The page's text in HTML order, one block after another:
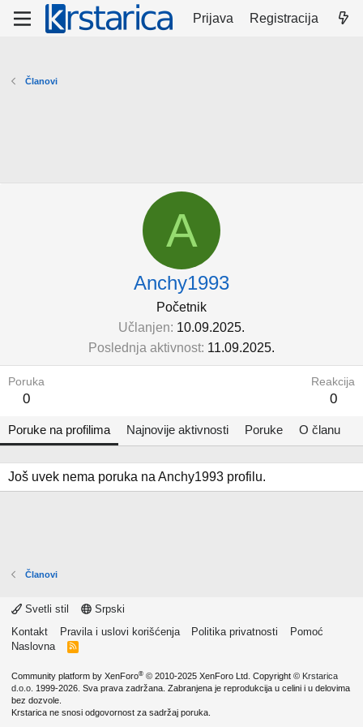
Prijava Registracija
Članovi
A
Anchy1993
Početnik
Učlanjen 10.09.2025.
Poslednja aktivnost 11.09.2025.
Poruka
0
Reakcija
0
Poruke na profilima Najnovije aktivnosti Poruke O članu
Još uvek nema poruka na Anchy1993 profilu.
Članovi
Svetli stil
Srpski
Kontakt
Pravila i uslovi korišćenja Politika privatnosti
Pomoć
Naslovna
R
Community platform by XenForo® © 2010-2025 XenForo Ltd. Copyright © Krstarica
d.o.o. 1999-2026. Sva prava zadržana. Zabranjena je reprodukcija u celini i u delovima
bez dozvole.
Krstarica ne snosi odgovornost za sadržaj poruka.